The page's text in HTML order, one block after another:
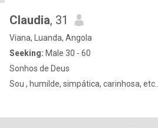
Claudia, 31
Viana, Luanda, Angola
Seeking: Male 30 - 60
Sonhos de Deus
Sou , humilde, simpática, carinhosa, etc....